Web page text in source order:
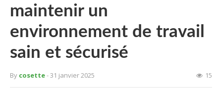
maintenir un
environnement de travail
sain et sécurisé
By cosette- 31 janvier 2025 15